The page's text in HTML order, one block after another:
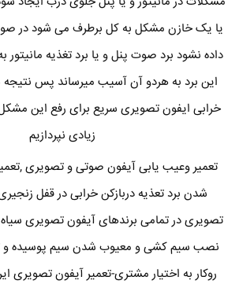
یا یک خازن مشکل به کل برطرف می شود در
داده نشود برد صوت پنل و یا برد تغذیه
این برد به هردو آن آسیب میرساند پس
خرابی ایفون تصویری سریع برای رفع این مشکل
زیادی نپردازیم
تعمیر وعیب یابی آیفون صوتی و تصویری
شدن برد تعذیه دربازکن خرابی در قفل
تصویری در تمامی برندهای آیفون تصویری
نصب سیم کشی و معیوب شدن سیم پوسیده و
روکار به اختیار مشتری-تعمیر آیفون تصویری